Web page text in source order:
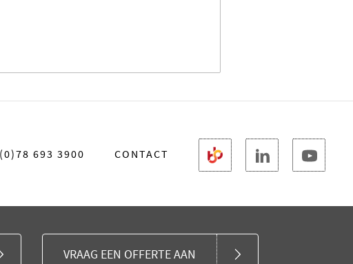
693 3900 CONTACT
VRAAG EEN OFFERTE AAN